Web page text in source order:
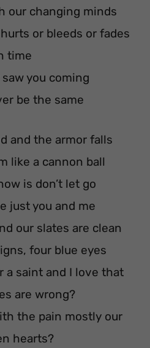
our changing minds
or bleeds or fades
time
you coming
be the same
and the armor falls
like a cannon ball
is don’t let go
just you and me
our slates are clean
four blue eyes
a saint and I love that
are wrong?
the pain mostly our
hearts?